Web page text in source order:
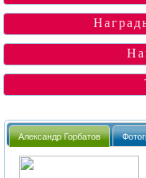
Александр Горбатов